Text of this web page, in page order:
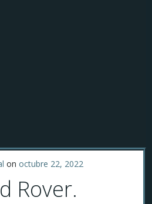
on octubre 22, 2022
Rover.